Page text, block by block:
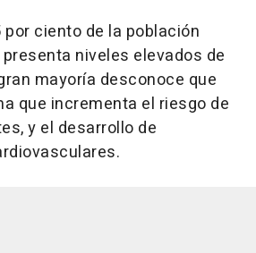
por ciento de la población
niveles elevados de
mayoría desconoce que
que incrementa el riesgo de
y el desarrollo de